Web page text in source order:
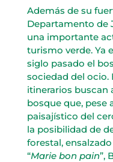
Además de su
Departamento de
una importante
turismo verde. Ya
siglo pasado el
sociedad del ocio.
itinerarios buscan
bosque que, pese
paisajístico del
la posibilidad de
forestal,
“Marie bon pain”,